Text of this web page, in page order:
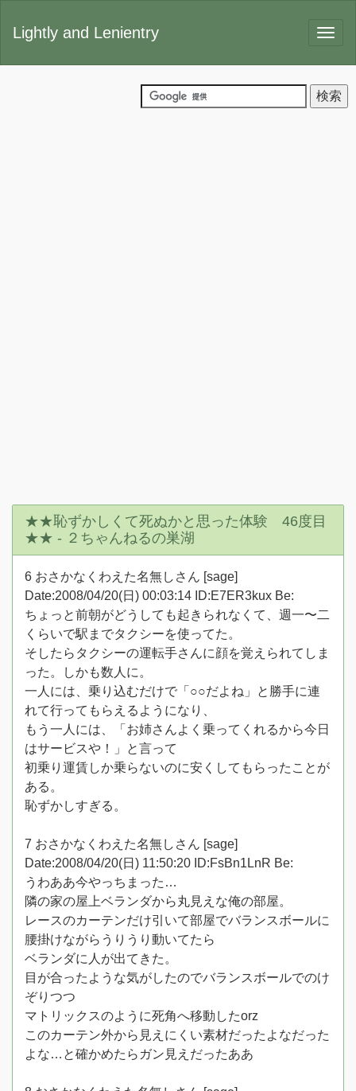
Lightly and Lenientry
★★恥ずかしくて死ぬかと思った体験 46度目
★★ - ２ちゃんねるの巣湖
6 おさかなくわえた名無しさん [sage]
Date:2008/04/20(日) 00:03:14 ID:E7ER3kux Be:
ちょっと前朝がどうしても起きられなくて、週一〜二
くらいで駅までタクシーを使ってた。
そしたらタクシーの運転手さんに顔を覚えられてしま
った。しかも数人に。
一人には、乗り込むだけで「○○だよね」と勝手に連
れて行ってもらえるようになり、
もう一人には、「お姉さんよく乗ってくれるから今日
はサービスや！」と言って
初乗り運賃しか乗らないのに安くしてもらったことが
ある。
恥ずかしすぎる。
7 おさかなくわえた名無しさん [sage]
Date:2008/04/20(日) 11:50:20 ID:FsBn1LnR Be:
うわああ今やっちまった…
隣の家の屋上ベランダから丸見えな俺の部屋。
レースのカーテンだけ引いて部屋でバランスボールに
腰掛けながらうりうり動いてたら
ベランダに人が出てきた。
目が合ったような気がしたのでバランスボールでのけ
ぞりつつ
マトリックスのように死角へ移動したorz
このカーテン外から見えにくい素材だったよなだった
よな…と確かめたらガン見えだったああ